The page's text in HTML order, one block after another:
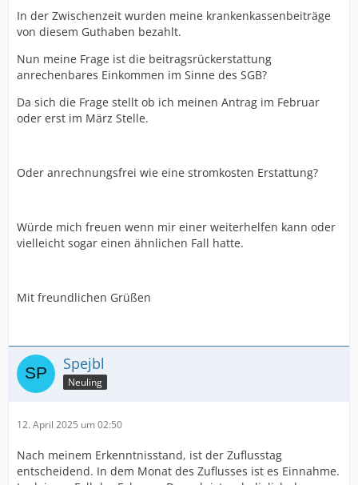
In der Zwischenzeit wurden meine krankenkassenbeiträge
von diesem Guthaben bezahlt.
Nun meine Frage ist die beitragsrückerstattung
anrechenbares Einkommen im Sinne des SGB?
Da sich die Frage stellt ob ich meinen Antrag im Februar
oder erst im März Stelle.
Oder anrechnungsfrei wie eine stromkosten Erstattung?
Würde mich freuen wenn mir einer weiterhelfen kann oder
vielleicht sogar einen ähnlichen Fall hatte.
Mit freundlichen Grüßen
Spejbl
Neuling
12. April 2025 um 02:50
Nach meinem Erkenntnisstand, ist der Zuflusstag
entscheidend. In dem Monat des Zuflusses ist es Einnahme.